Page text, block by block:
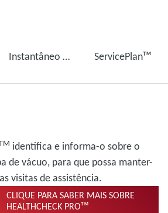
Instantâneo Insightsᵀᴹ ServicePlanᵀᴹ
identifica e informa-o sobre o
de vácuo, para que possa manter-
visitas de assistência.
CLIQUE PARA SABER MAIS SOBRE
HEALTHCHECK PROᵀᴹ